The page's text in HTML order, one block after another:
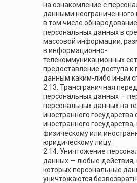
на ознакомление с
данными неограниченного
в том числе обнародование
персональных данных в
массовой информации,
в информационно-
телекоммуникационных
предоставление доступа
данным каким-либо иным
2.13. Трансграничная
персональных данных —
персональных данных на
иностранного государства
иностранного
физическому или
юридическому лицу.
2.14. Уничтожение
данных — любые действия,
которых персональные
уничтожаются